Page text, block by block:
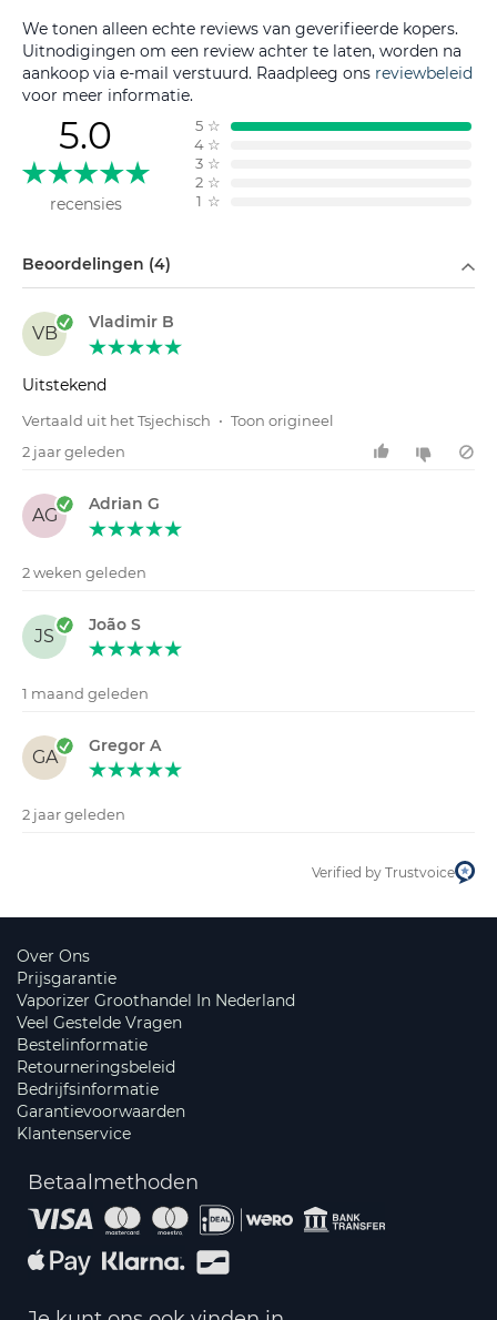
We tonen alleen echte reviews van geverifieerde kopers.
Uitnodigingen om een review achter te laten, worden na
aankoop via e-mail verstuurd. Raadpleeg ons reviewbeleid
voor meer informatie.
5.0
recensies
5 ☆
4 ☆
3 ☆
2 ☆
1 ☆
Beoordelingen (4)
VB
Vladimir B
Uitstekend
Vertaald uit het Tsjechisch • Toon origineel
2 jaar geleden
AG
Adrian G
2 weken geleden
JS
João S
1 maand geleden
GA
Gregor A
2 jaar geleden
Verified by Trustvoice
Over Ons
Prijsgarantie
Vaporizer Groothandel In Nederland
Veel Gestelde Vragen
Bestelinformatie
Retourneringsbeleid
Bedrijfsinformatie
Garantievoorwaarden
Klantenservice
Betaalmethoden